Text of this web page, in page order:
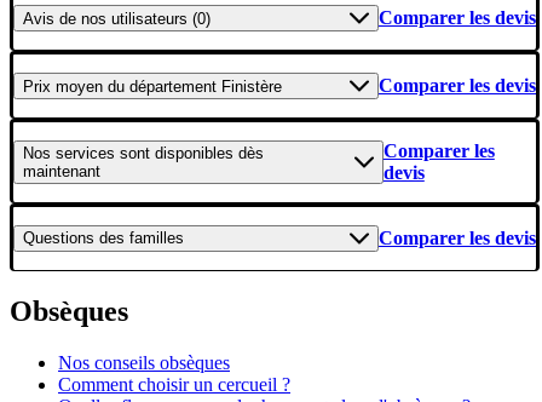
Avis de nos utilisateurs (0) Comparer les devis
Prix moyen du département Finistère Comparer les devis
Nos services sont disponibles dès
maintenant
Comparer les
devis
Questions des familles Comparer les devis
Obsèques
Nos conseils obsèques
Comment choisir un cercueil ?